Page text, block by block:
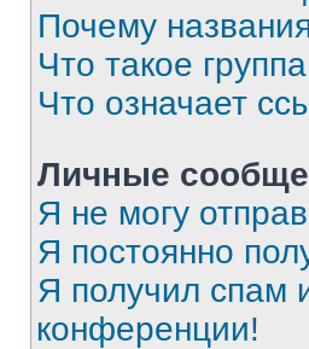
Почему
Что такое
Что означает
Личные
Я не могу
Я постоянно
Я получил спам
конференции!